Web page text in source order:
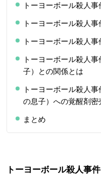
トーヨーボール殺人
トーヨーボール殺人
トーヨーボール殺人
トーヨーボール殺人
子）との関係とは
トーヨーボール殺人
の息子）への覚醒剤密
まとめ
トーヨーボール殺人事